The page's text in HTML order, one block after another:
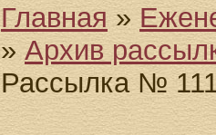
Главная »
»Архив
Рассылка №